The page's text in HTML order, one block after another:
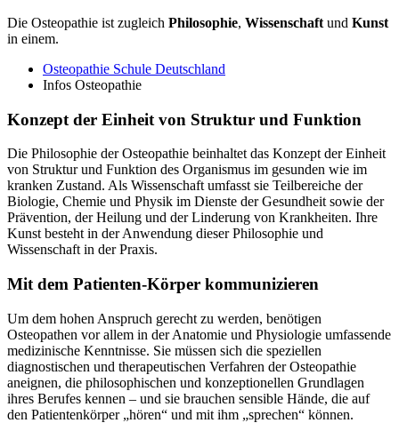
Die Osteopathie ist zugleich Philosophie, Wissenschaft und Kunst
in einem.
Osteopathie Schule Deutschland
Infos Osteopathie
Konzept der Einheit von Struktur und Funktion
Die Philosophie der Osteopathie beinhaltet das Konzept der Einheit
von Struktur und Funktion des Organismus im gesunden wie im
kranken Zustand. Als Wissenschaft umfasst sie Teilbereiche der
Biologie, Chemie und Physik im Dienste der Gesundheit sowie der
Prävention, der Heilung und der Linderung von Krankheiten. Ihre
Kunst besteht in der Anwendung dieser Philosophie und
Wissenschaft in der Praxis.
Mit dem Patienten-Körper kommunizieren
Um dem hohen Anspruch gerecht zu werden, benötigen
Osteopathen vor allem in der Anatomie und Physiologie umfassende
medizinische Kenntnisse. Sie müssen sich die speziellen
diagnostischen und therapeutischen Verfahren der Osteopathie
aneignen, die philosophischen und konzeptionellen Grundlagen
ihres Berufes kennen – und sie brauchen sensible Hände, die auf
den Patientenkörper „hören“ und mit ihm „sprechen“ können.